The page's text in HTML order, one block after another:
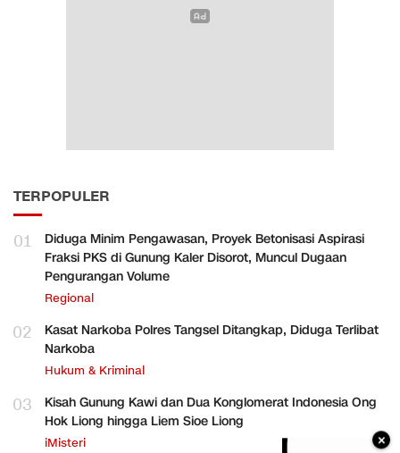
TERPOPULER
01
Diduga Minim Pengawasan, Proyek Betonisasi Aspirasi
Fraksi PKS di Gunung Kaler Disorot, Muncul Dugaan
Pengurangan Volume
Regional
02
Kasat Narkoba Polres Tangsel Ditangkap, Diduga Terlibat
Narkoba
Hukum & Kriminal
03
Kisah Gunung Kawi dan Dua Konglomerat Indonesia Ong
Hok Liong hingga Liem Sioe Liong
iMisteri ×